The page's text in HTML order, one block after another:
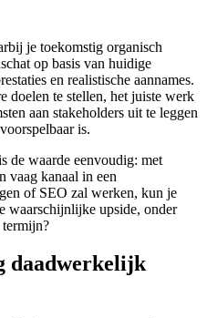
je toekomstig organisch
op basis van huidige
en realistische aannames.
doelen te stellen, het juiste werk
aan stakeholders uit te leggen
is.
de waarde eenvoudig: met
vaag kanaal in een
of SEO zal werken, kun je
waarschijnlijke upside, onder
daadwerkelijk